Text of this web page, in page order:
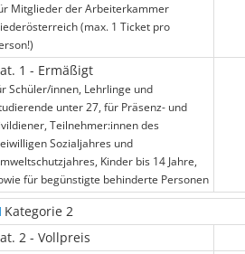
Mitglieder der Arbeiterkammer
(max. 1 Ticket pro
1 - Ermäßigt
Schüler/innen, Lehrlinge und
unter 27, für Präsenz- und
Teilnehmer:innen des
Sozialjahres und
Kinder bis 14 Jahre,
für begünstigte behinderte Personen
Kategorie 2
2 - Vollpreis